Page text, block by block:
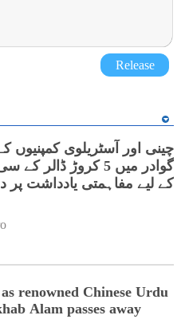
Release
چینی اور آسٹریلوی کمپنیوں
گوادر میں 5 کروڑ ڈالر
کے لیے مفاہمتی یادداشت
renowned Chinese Urdu
Alam passes away